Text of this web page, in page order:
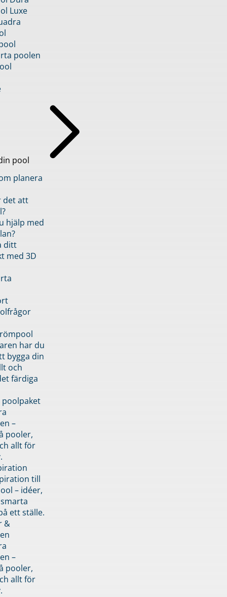
Luxe
poolen
pool
planera
det att
hjälp med
ditt
med 3D
har du
bygga din
och
färdiga
–
pooler,
allt för
till
– idéer,
ett ställe.
&
–
pooler,
allt för